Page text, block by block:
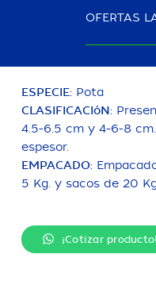
OFERTAS
Envasado y
ESPECIE: Pota
CLASIFICACIóN:
4.5-6.5 cm y 4-6-8
espesor.
EMPACADO:
5 Kg. y sacos de 20
¡Cotizar producto!